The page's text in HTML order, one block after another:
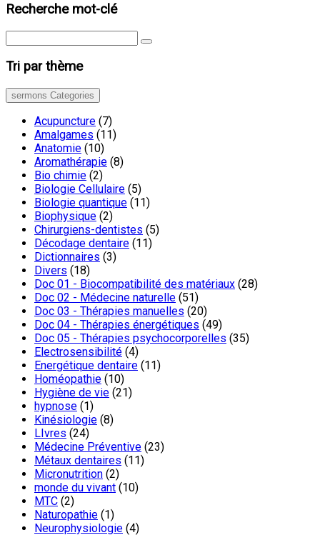
Recherche mot-clé
Tri par thème
sermons Categories
Acupuncture (7)
Amalgames (11)
Anatomie (10)
Aromathérapie (8)
Bio chimie (2)
Biologie Cellulaire (5)
Biologie quantique (11)
Biophysique (2)
Chirurgiens-dentistes (5)
Décodage dentaire (11)
Dictionnaires (3)
Divers (18)
Doc 01 - Biocompatibilité des matériaux (28)
Doc 02 - Médecine naturelle (51)
Doc 03 - Thérapies manuelles (20)
Doc 04 - Thérapies énergétiques (49)
Doc 05 - Thérapies psychocorporelles (35)
Electrosensibilité (4)
Energétique dentaire (11)
Homéopathie (10)
Hygiène de vie (21)
hypnose (1)
Kinésiologie (8)
LIvres (24)
Médecine Préventive (23)
Métaux dentaires (11)
Micronutrition (2)
monde du vivant (10)
MTC (2)
Naturopathie (1)
Neurophysiologie (4)